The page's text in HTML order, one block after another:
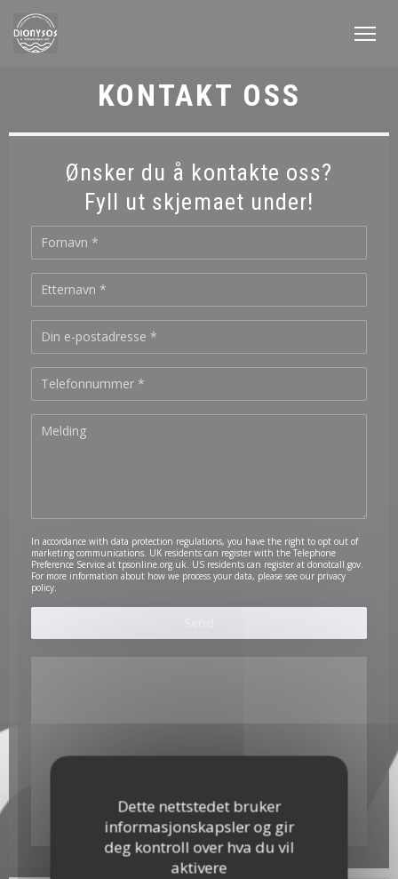
Panel for informasjonskapsler
Dette nettstedet bruker
informasjonskapsler og gir
deg kontroll over hva du vil
aktivere
KONTAKT OSS
Ønsker du å kontakte oss?
Fyll ut skjemaet under!
In accordance with data protection regulations, you have the right to opt out of
marketing communications. UK residents can register with the Telephone
Preference Service at tpsonline.org.uk. US residents can register at donotcall.gov.
For more information about how we process your data, please see our privacy
policy.
Waze Map er skrudd av. Tillat